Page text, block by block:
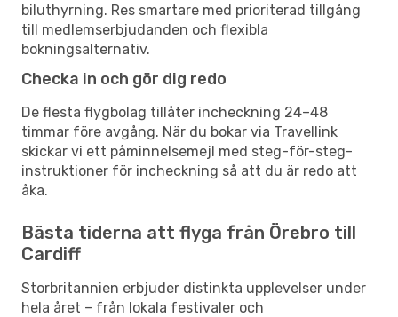
biluthyrning. Res smartare med prioriterad tillgång
till medlemserbjudanden och flexibla
bokningsalternativ.
Checka in och gör dig redo
De flesta flygbolag tillåter incheckning 24–48
timmar före avgång. När du bokar via Travellink
skickar vi ett påminnelsemejl med steg-för-steg-
instruktioner för incheckning så att du är redo att
åka.
Bästa tiderna att flyga från Örebro till
Cardiff
Storbritannien erbjuder distinkta upplevelser under
hela året – från lokala festivaler och